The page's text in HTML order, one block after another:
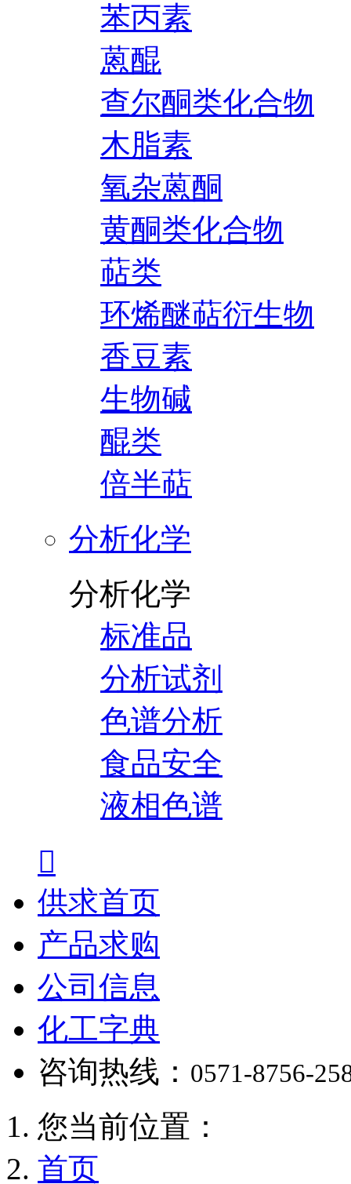
苯丙素
蒽醌
查尔酮类化合物
木脂素
氧杂蒽酮
黄酮类化合物
萜类
环烯醚萜衍生物
香豆素
生物碱
醌类
倍半萜
分析化学
分析化学
标准品
分析试剂
色谱分析
食品安全
液相色谱

供求首页
产品求购
公司信息
化工字典
咨询热线： 0571-8756-
您当前位置：
首页